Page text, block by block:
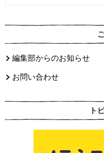
編集部からのお知らせ
お問い合わせ
ト